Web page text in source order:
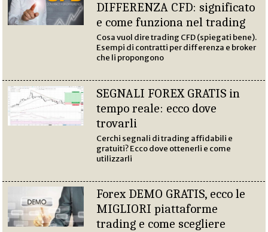
DIFFERENZA CFD: significato
e come funziona nel trading
Cosa vuol dire trading CFD (spiegati bene).
Esempi di contratti per differenza e broker
che li propongono
SEGNALI FOREX GRATIS in
tempo reale: ecco dove
trovarli
Cerchi segnali di trading affidabili e
gratuiti? Ecco dove ottenerli e come
utilizzarli
Forex DEMO GRATIS, ecco le
MIGLIORI piattaforme
trading e come scegliere